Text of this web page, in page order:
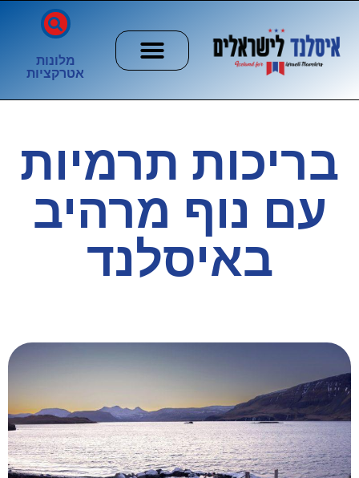
מלונות
אטרקציות
בריכות תרמיות
עם נוף מרהיב
באיסלנד